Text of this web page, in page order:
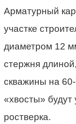
Арматурный
участке
диаметром 12
стержня
скважины на
«хвосты»
ростверка.